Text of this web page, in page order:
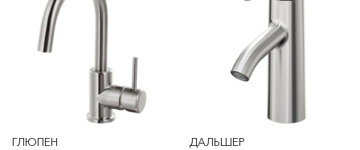
ГЛЮПЕН ДАЛЬШЕР